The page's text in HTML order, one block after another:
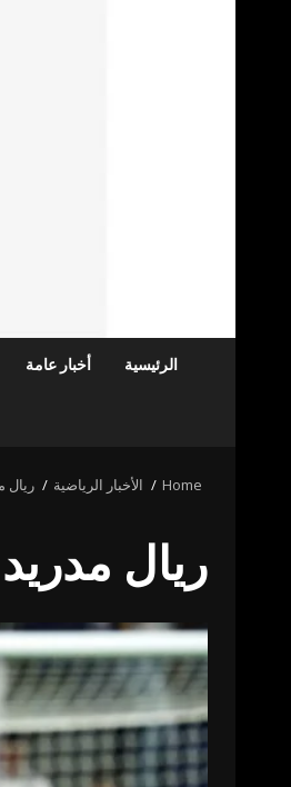
الرئيسية أخبار عامة
Home الأخبار الرياضية ريال
ريال